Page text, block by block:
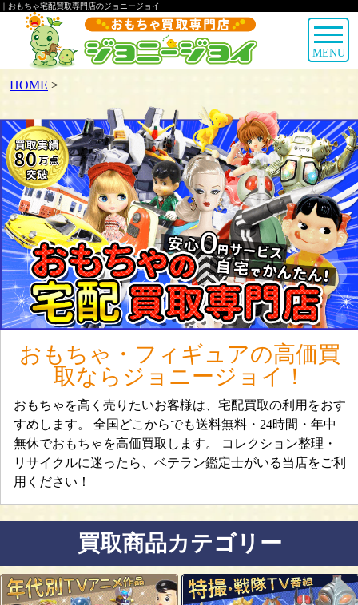
｜おもちゃ宅配買取専門店のジョニージョイ
MENU
HOME >
おもちゃ・フィギュアの高価買
取ならジョニージョイ！
おもちゃを高く売りたいお客様は、宅配買取の利用をおす
すめします。 全国どこからでも送料無料・24時間・年中
無休でおもちゃを高価買取します。 コレクション整理・
リサイクルに迷ったら、ベテラン鑑定士がいる当店をご利
用ください！
買取商品カテゴリー